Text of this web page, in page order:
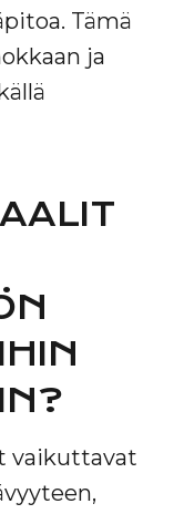
Tämä
ja
vaikuttavat